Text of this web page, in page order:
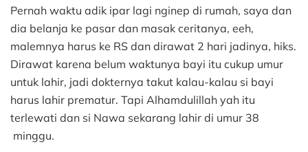
Pernah waktu adik ipar lagi nginep di rumah, saya dan
dia belanja ke pasar dan masak ceritanya, eeh,
malemnya harus ke RS dan dirawat 2 hari jadinya, hiks.
Dirawat karena belum waktunya bayi itu cukup umur
untuk lahir, jadi dokternya takut kalau-kalau si bayi
harus lahir prematur. Tapi Alhamdulillah yah itu
terlewati dan si Nawa sekarang lahir di umur 38
minggu.